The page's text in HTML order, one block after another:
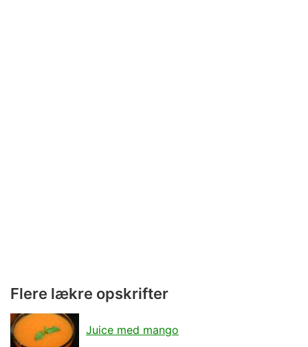
Flere lækre opskrifter
Juice med mango